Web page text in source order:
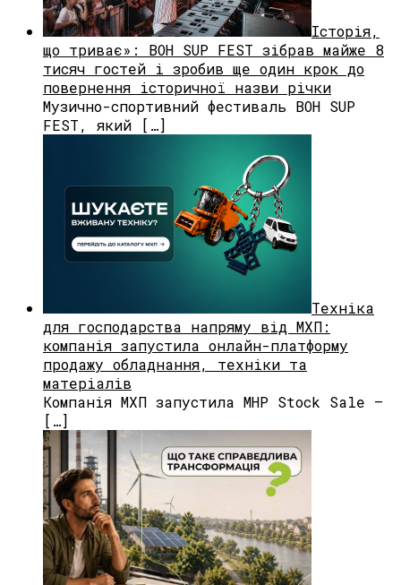
Історія,
що триває»: BOH SUP FEST зібрав майже 8
тисяч гостей і зробив ще один крок до
повернення історичної назви річки
Музично-спортивний фестиваль BOH SUP
FEST, який […]
Техніка
для господарства напряму від МХП:
компанія запустила онлайн-платформу
продажу обладнання, техніки та
матеріалів
Компанія МХП запустила MHP Stock Sale —
[…]